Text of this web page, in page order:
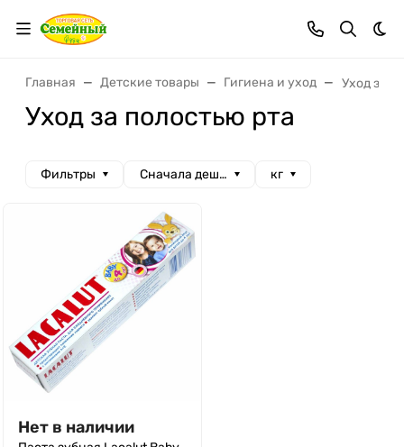
Главная Детские товары Гигиена и уход Уход за
Уход за полостью рта
Фильтры Сначала дешевые кг
Нет в наличии